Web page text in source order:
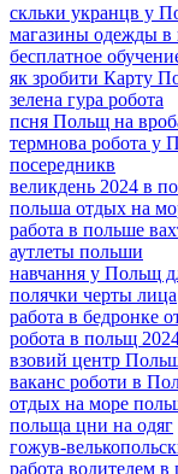
скльки укранцв у
магазины одежды в
бесплатное
як зробити Карту
зелена гура робота
псня Польщ на
термнова робота у
посередникв
великдень 2024 в
польша отдых на
работа в польше
аутлеты польши
навчання у Польщ
полячки черты лица
работа в бедронке
робота в польщ
взовий центр
ваканс роботи в
отдых на море
польща цни на одяг
гожув-
работа водителем